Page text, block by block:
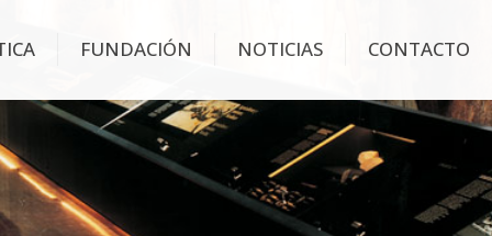
FUNDACIÓN NOTICIAS CONTACTO